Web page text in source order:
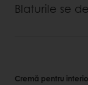
Blaturile se
Cremă pentru